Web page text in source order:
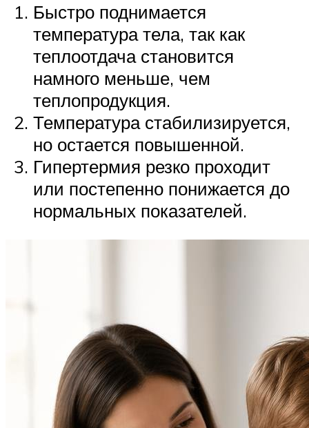
Быстро поднимается
температура тела, так как
теплоотдача становится
намного меньше, чем
теплопродукция.
Температура стабилизируется,
но остается повышенной.
Гипертермия резко проходит
или постепенно понижается до
нормальных показателей.